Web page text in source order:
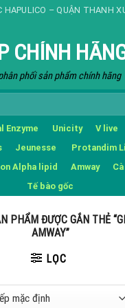
HAPULICO – QUẬN THANH
CHÍNH
phối sản phẩm chính hãng
Enzyme Unicity V live
Jeunesse
Protandim
Alpha lipid Amway
Tế bào gốc
PHẨM ĐƯỢC GẮN THẺ
AMWAY”
LỌC